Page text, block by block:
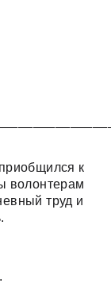
к
волонтерам
труд и